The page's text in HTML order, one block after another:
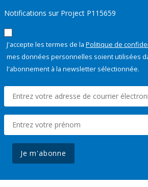
Notifications sur Project P115659
J'accepte les termes de la Politique de
mes données personnelles soient utilisées
l'abonnement à la newsletter sélectionnée.
Je m'abonne